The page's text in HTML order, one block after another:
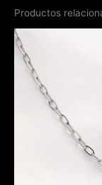
Productos